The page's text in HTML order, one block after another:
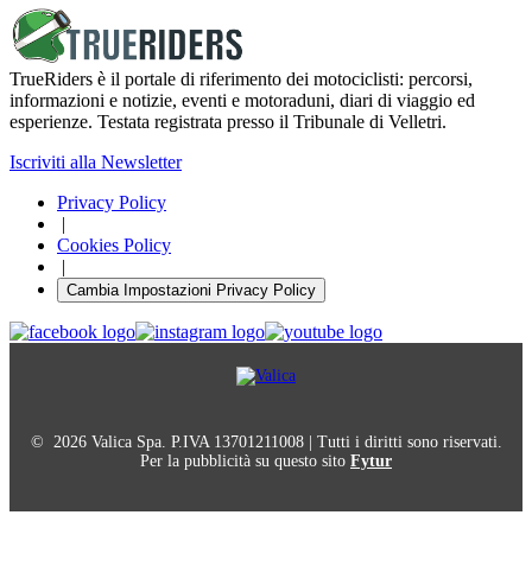
TrueRiders è il portale di riferimento dei motociclisti: percorsi,
informazioni e notizie, eventi e motoraduni, diari di viaggio ed
esperienze. Testata registrata presso il Tribunale di Velletri.
Iscriviti alla Newsletter
Privacy Policy
|
Cookies Policy
|
Cambia Impostazioni Privacy Policy
© 2026 Valica Spa. P.IVA 13701211008 | Tutti i diritti sono riservati.
Per la pubblicità su questo sito Fytur